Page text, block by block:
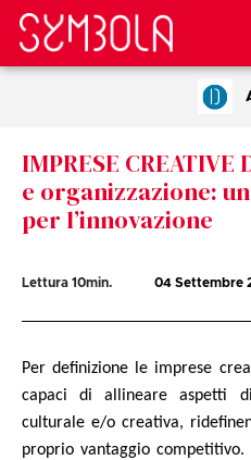
IMPRESE CREATIVE
e organizzazione:
per l’innovazione
Lettura 10min. 04 Settembre
Per definizione le imprese
capaci di allineare aspetti
culturale e/o creativa,
proprio vantaggio competitivo.